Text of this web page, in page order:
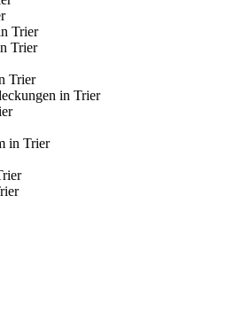
Trier
Trier
Trier
in Trier
in Trier